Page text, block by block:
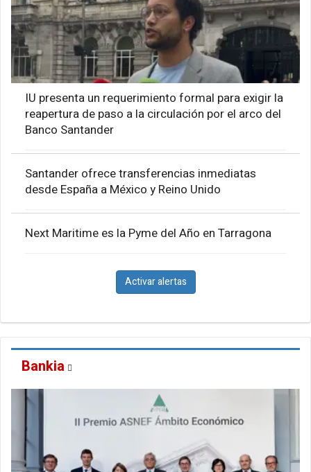
IU presenta un requerimiento formal para exigir la
reapertura de paso a la circulación por el arco del
Banco Santander
Santander ofrece transferencias inmediatas
desde España a México y Reino Unido
Next Maritime es la Pyme del Año en Tarragona
Activar alertas
Bankia